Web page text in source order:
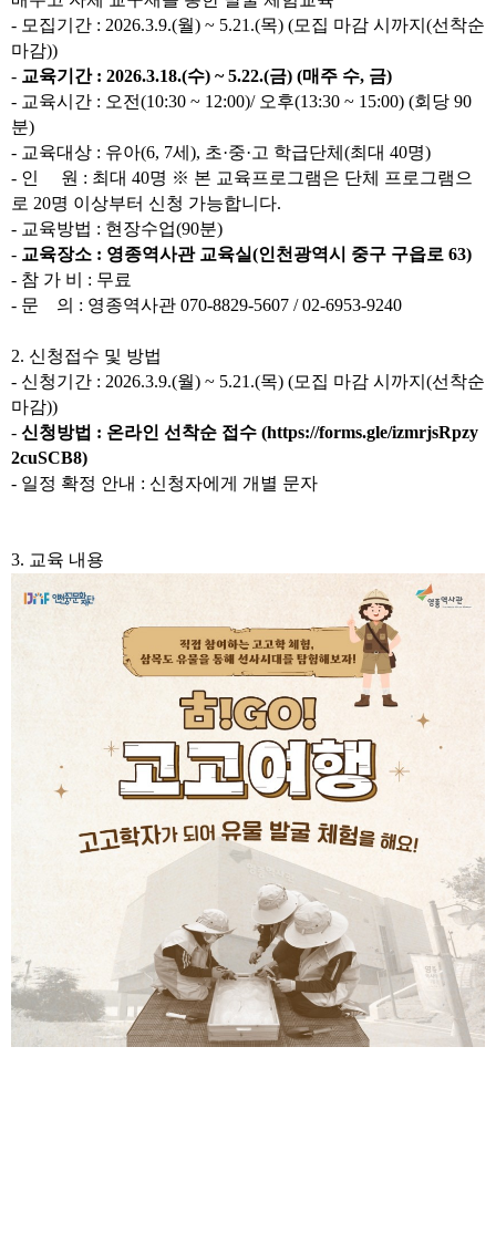
- 모집기간 : 2026.3.9.(월) ~ 5.21.(목) (모집 마감 시까지 (선착순
마감))
- 교육기간 : 2026.3.18.(수) ~ 5.22.(금) (매주 수, 금)
- 교육시간 : 오전(10:30 ~ 12:00)/ 오후(13:30 ~ 15:00) (회당 90
분)
- 교육대상 : 유아(6, 7세 ), 초·중·고 학급단체 (최대 40명)
- 인 원 : 최대 40명 ※ 본 교육프로그램은 단체 프로그램으
로 20명 이상부터 신청 가능합니다.
- 교육방법 : 현장수업(90분)
- 교육장소 : 영종역사관 교육실(인천광역시 중구 구읍로 63)
- 참 가 비 : 무료
- 문 의 : 영종역사관 070-8829-5607 / 02-6953-9240
2. 신청접수 및 방법
- 신청기간 : 2026.3.9.(월) ~ 5.21.(목) (모집 마감 시까지 (선착순
마감))
- 신청방법 : 온라인 선착순 접수 (https://forms.gle/izmrjsRpzy
2cuSCB8)
- 일정 확정 안내 : 신청자에게 개별 문자
3. 교육 내용